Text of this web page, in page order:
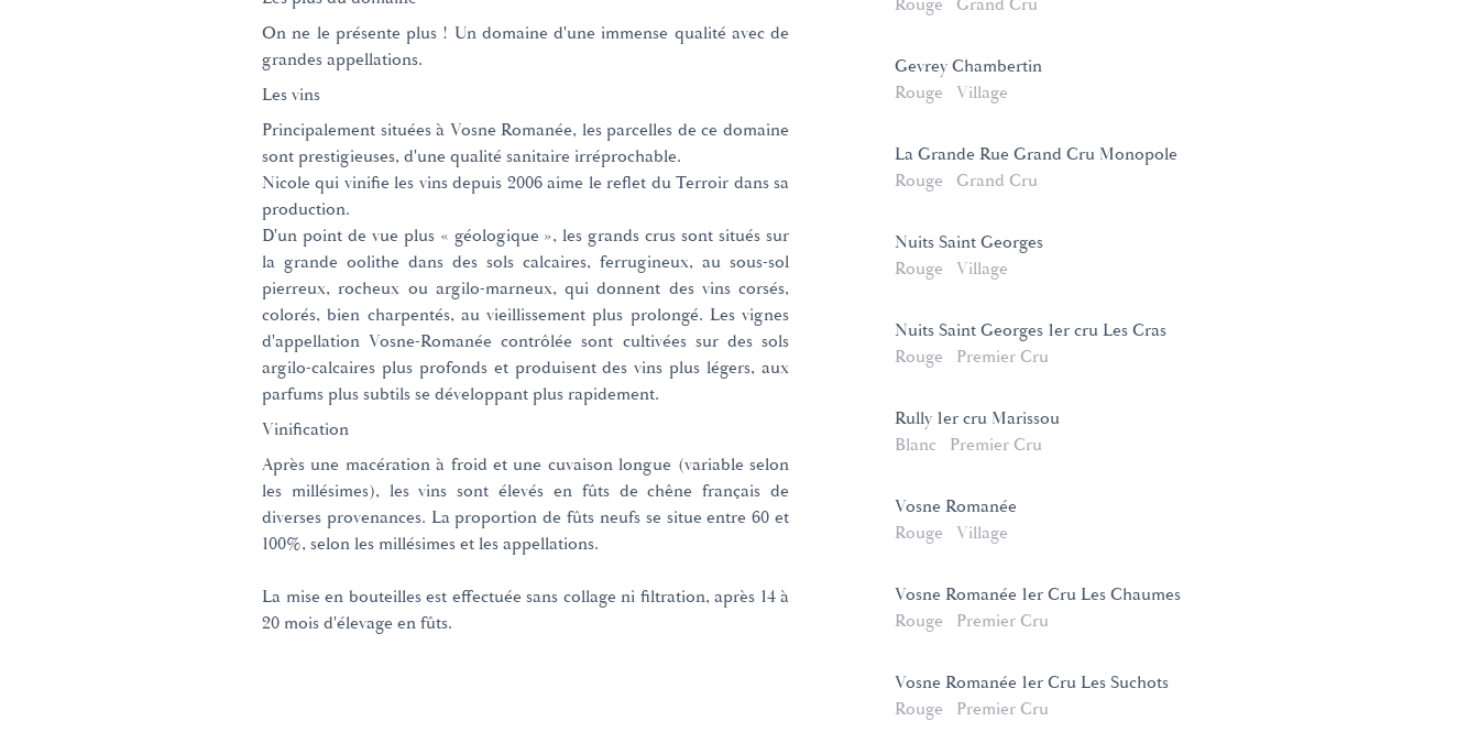
On ne le présente plus ! Un domaine d'une immense qualité avec de
grandes appellations.
Les vins
Principalement situées à Vosne Romanée, les parcelles de ce domaine
sont prestigieuses, d'une qualité sanitaire irréprochable.
Nicole qui vinifie les vins depuis 2006 aime le reflet du Terroir dans sa
production.
D'un point de vue plus « géologique », les grands crus sont situés sur
la grande oolithe dans des sols calcaires, ferrugineux, au sous-sol
pierreux, rocheux ou argilo-marneux, qui donnent des vins corsés,
colorés, bien charpentés, au vieillissement plus prolongé. Les vignes
d'appellation Vosne-Romanée contrôlée sont cultivées sur des sols
argilo-calcaires plus profonds et produisent des vins plus légers, aux
parfums plus subtils se développant plus rapidement.
Vinification
Après une macération à froid et une cuvaison longue (variable selon
les millésimes), les vins sont élevés en fûts de chêne français de
diverses provenances. La proportion de fûts neufs se situe entre 60 et
100%, selon les millésimes et les appellations.
La mise en bouteilles est effectuée sans collage ni filtration, après 14 à
20 mois d'élevage en fûts.
Rouge
Grand Cru
Gevrey Chambertin
Rouge
Village
La Grande Rue Grand Cru Monopole
Rouge
Grand Cru
Nuits Saint Georges
Rouge
Village
Nuits Saint Georges 1er cru Les Cras
Rouge
Premier Cru
Rully 1er cru Marissou
Blanc
Premier Cru
Vosne Romanée
Rouge
Village
Vosne Romanée 1er Cru Les Chaumes
Rouge
Premier Cru
Vosne Romanée 1er Cru Les Suchots
Rouge
Premier Cru